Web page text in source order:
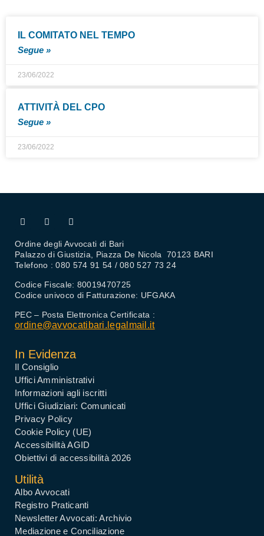
IL COMITATO NEL TEMPO
Segue »
23/06/2022
ATTIVITÀ DEL CPO
Segue »
23/06/2022
Ordine degli Avvocati di Bari
Palazzo di Giustizia, Piazza De Nicola 70123 BARI
Telefono : 080 574 91 54 / 080 527 73 24
Codice Fiscale: 80019470725
Codice univoco di Fatturazione: UFGAKA
PEC – Posta Elettronica Certificata :
ordine@avvocatibari.legalmail.it
In Evidenza
Il Consiglio
Uffici Amministrativi
Informazioni agli iscritti
Uffici Giudiziari: Comunicati
Privacy Policy
Cookie Policy (UE)
Accessibilità AGID
Obiettivi di accessibilità 2026
Utilità
Albo Avvocati
Registro Praticanti
Newsletter Avvocati: Archivio
Mediazione e Conciliazione